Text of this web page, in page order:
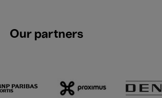
Our partners